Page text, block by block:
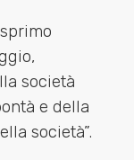
società
e della
società”.